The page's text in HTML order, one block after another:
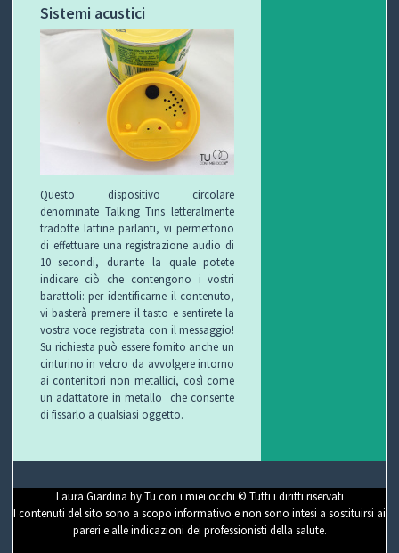
Sistemi acustici
Questo dispositivo circolare
denominate Talking Tins letteralmente
tradotte lattine parlanti, vi permettono
di effettuare una registrazione audio di
10 secondi, durante la quale potete
indicare ciò che contengono i vostri
barattoli: per identificarne il contenuto,
vi basterà premere il tasto e sentirete la
vostra voce registrata con il messaggio!
Su richiesta può essere fornito anche un
cinturino in velcro da avvolgere intorno
ai contenitori non metallici, così come
un adattatore in metallo che consente
di fissarlo a qualsiasi oggetto.
Laura Giardina by Tu con i miei occhi © Tutti i diritti riservati
I contenuti del sito sono a scopo informativo e non sono intesi a sostituirsi ai
pareri e alle indicazioni dei professionisti della salute.